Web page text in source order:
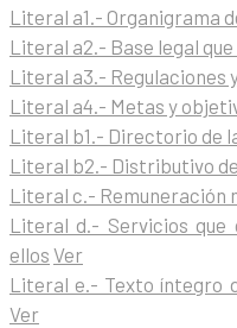
Literal a1.- Organigrama
Literal a2.- Base legal
Literal a3.-
Literal a4.- Metas y
Literal b1.- Directorio de
Literal b2.- Distributivo
Literal c.- Remuneración
Literal d.- Servicios
ellos Ver
Literal e.- Texto íntegro
Ver